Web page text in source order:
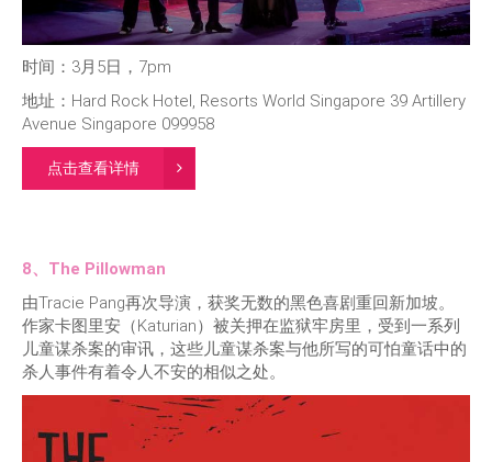
时间：3月5日，7pm
地址：Hard Rock Hotel, Resorts World Singapore 39 Artillery
Avenue Singapore 099958
点击查看详情
8、The Pillowman
由Tracie Pang再次导演，获奖无数的黑色喜剧重回新加坡。
作家卡图里安（Katurian）被关押在监狱牢房里，受到一系列
儿童谋杀案的审讯，这些儿童谋杀案与他所写的可怕童话中的
杀人事件有着令人不安的相似之处。